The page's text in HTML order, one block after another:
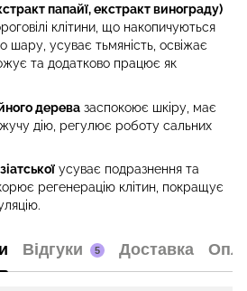
папайї, екстракт винограду)
клітини, що накопичуються
шару, усуває тьмяність, освіжає
та додатково працює як
дерева заспокоює шкіру, має
дію, регулює роботу сальних
усуває подразнення та
регенерацію клітин, покращує
Відгуки 5 Доставка